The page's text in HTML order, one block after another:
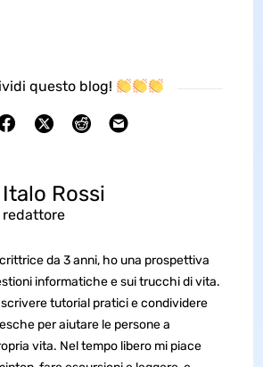
questo blog!
Italo Rossi
redattore
da 3 anni, ho una prospettiva
informatiche e sui trucchi di vita.
scrivere tutorial pratici e condividere
per aiutare le persone a
vita. Nel tempo libero mi piace